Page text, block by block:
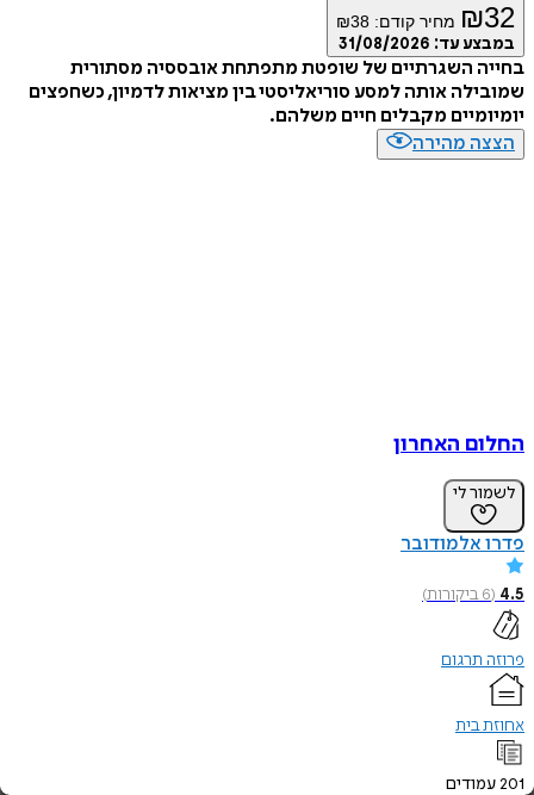
₪ מחיר קודם: ₪38
עד:31/08/2026
השגרתיים של שופטת מתפתחת אובססיה מסתורית
אותה למסע סוריאליסטי בין מציאות לדמיון, כשחפצים
מקבלים חיים משלהם.
מהירה
האחרון
לי
אלמודובר
ביקורות)
תרגום
בית